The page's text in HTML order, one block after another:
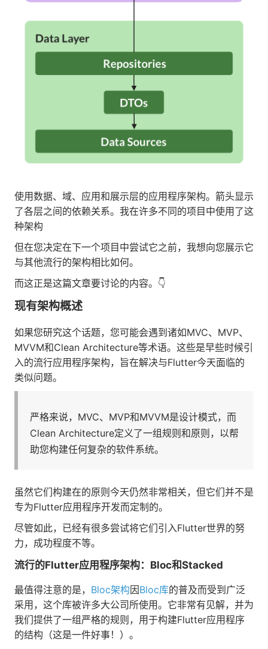
使用数据、域、应用和展示层的应用程序架构。箭头显示
了各层之间的依赖关系。我在许多不同的项目中使用了这
种架构
但在您决定在下一个项目中尝试它之前，我想向您展示它
与其他流行的架构相比如何。
而这正是这篇文章要讨论的内容。👇
现有架构概述
如果您研究这个话题，您可能会遇到诸如MVC、MVP、
MVVM和Clean Architecture等术语。这些是早些时候引
入的流行应用程序架构，旨在解决与Flutter今天面临的
类似问题。
严格来说，MVC、MVP和MVVM是设计模式，而
Clean Architecture定义了一组规则和原则，以帮
助您构建任何复杂的软件系统。
虽然它们构建在的原则今天仍然非常相关，但它们并不是
专为Flutter应用程序开发而定制的。
尽管如此，已经有很多尝试将它们引入Flutter世界的努
力，成功程度不等。
流行的Flutter应用程序架构：Bloc和Stacked
最值得注意的是， Bloc架构因Bloc库的普及而受到广泛
采用，这个库被许多大公司所使用。它非常有见解，并为
我们提供了一组严格的规则，用于构建Flutter应用程序
的结构（这是一件好事！）。